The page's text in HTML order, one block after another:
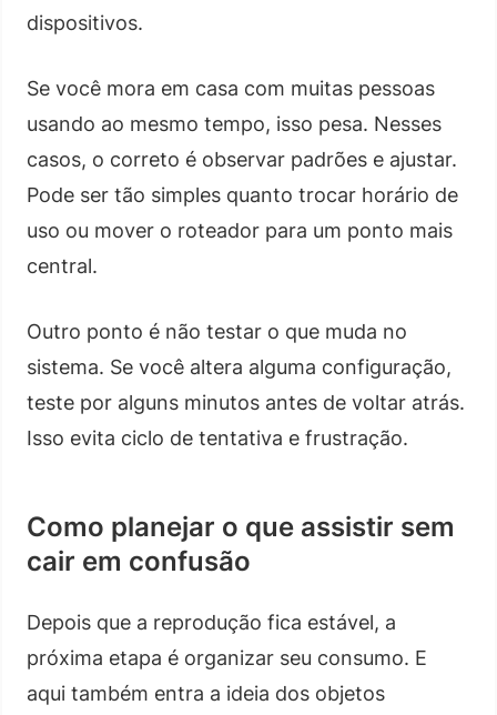
dispositivos.
Se você mora em casa com muitas pessoas
usando ao mesmo tempo, isso pesa. Nesses
casos, o correto é observar padrões e ajustar.
Pode ser tão simples quanto trocar horário de
uso ou mover o roteador para um ponto mais
central.
Outro ponto é não testar o que muda no
sistema. Se você altera alguma configuração,
teste por alguns minutos antes de voltar atrás.
Isso evita ciclo de tentativa e frustração.
Como planejar o que assistir sem
cair em confusão
Depois que a reprodução fica estável, a
próxima etapa é organizar seu consumo. E
aqui também entra a ideia dos objetos